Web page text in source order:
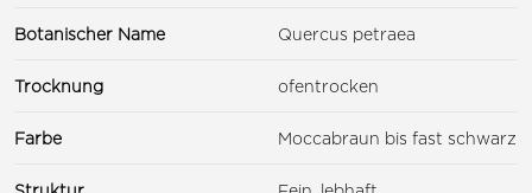
Botanischer Name Quercus petraea
Trocknung ofentrocken
Farbe Moccabraun bis fast schwarz